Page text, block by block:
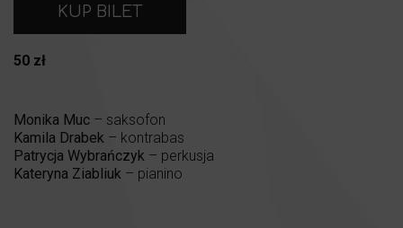
KUP BILET
50 zł
Monika Muc – saksofon
Kamila Drabek – kontrabas
Patrycja Wybrańczyk – perkusja
Kateryna Ziabliuk – pianino